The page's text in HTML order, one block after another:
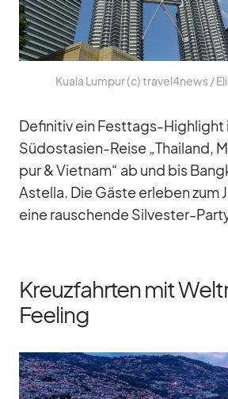
Kuala Lum­pur (c) travel4news /​
De­fi­ni­tiv ein Fest­tags-
Süd­ost­asien-Reise „Thai­land,
pur & Viet­nam“ ab und bis
A­stella. Die Gäste er­le­ben zum
eine rau­schende Sil­ves­ter-
Kreuzfahrten mit
Feeling